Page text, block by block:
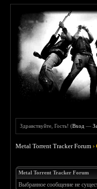
Здравствуйте, Гость! (Вход —
Metal Torrent Tracker Forum ›
Metal Torrent Tracker Forum
Выбранное сообщение не